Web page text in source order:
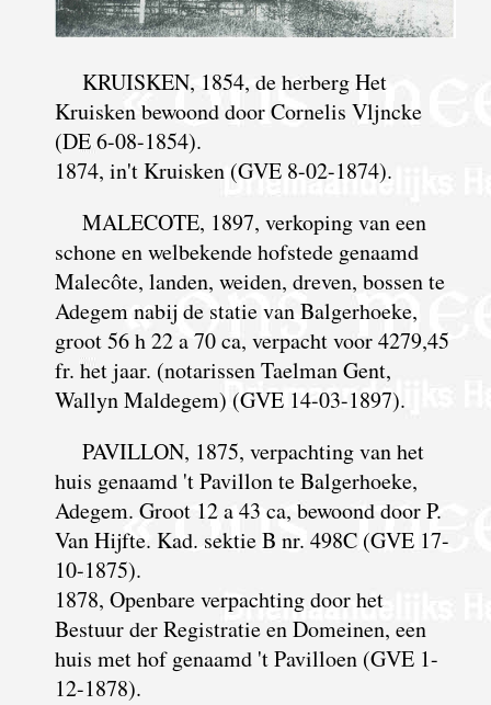
KRUISKEN, 1854, de herberg Het
Kruisken bewoond door Cornelis Vljncke
(DE 6-08-1854).
1874, in't Kruisken (GVE 8-02-1874).
MALECOTE, 1897, verkoping van een
schone en welbekende hofstede genaamd
Malecôte, landen, weiden, dreven, bossen te
Adegem nabij de statie van Balgerhoeke,
groot 56 h 22 a 70 ca, verpacht voor 4279,45
fr. het jaar. (notarissen Taelman Gent,
Wallyn Maldegem) (GVE 14-03-1897).
PAVILLON, 1875, verpachting van het
huis genaamd 't Pavillon te Balgerhoeke,
Adegem. Groot 12 a 43 ca, bewoond door P.
Van Hijfte. Kad. sektie B nr. 498C (GVE 17-
10-1875).
1878, Openbare verpachting door het
Bestuur der Registratie en Domeinen, een
huis met hof genaamd 't Pavilloen (GVE 1-
12-1878).